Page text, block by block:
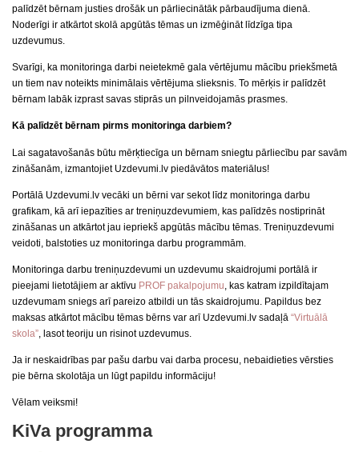
palīdzēt bērnam justies drošāk un pārliecinātāk pārbaudījuma dienā.
Noderīgi ir atkārtot skolā apgūtās tēmas un izmēģināt līdzīga tipa
uzdevumus.
Svarīgi, ka monitoringa darbi neietekmē gala vērtējumu mācību priekšmetā
un tiem nav noteikts minimālais vērtējuma slieksnis. To mērķis ir palīdzēt
bērnam labāk izprast savas stiprās un pilnveidojamās prasmes.
Kā palīdzēt bērnam pirms monitoringa darbiem?
Lai sagatavošanās būtu mērķtiecīga un bērnam sniegtu pārliecību par savām
zināšanām, izmantojiet Uzdevumi.lv piedāvātos materiālus!
Portālā Uzdevumi.lv vecāki un bērni var sekot līdz monitoringa darbu
grafikam, kā arī iepazīties ar treniņuzdevumiem, kas palīdzēs nostiprināt
zināšanas un atkārtot jau iepriekš apgūtās mācību tēmas. Treniņuzdevumi
veidoti, balstoties uz monitoringa darbu programmām.
Monitoringa darbu treniņuzdevumi un uzdevumu skaidrojumi portālā ir
pieejami lietotājiem ar aktīvu PROF pakalpojumu, kas katram izpildītajam
uzdevumam sniegs arī pareizo atbildi un tās skaidrojumu. Papildus bez
maksas atkārtot mācību tēmas bērns var arī Uzdevumi.lv sadaļā “Virtuālā
skola”, lasot teoriju un risinot uzdevumus.
Ja ir neskaidrības par pašu darbu vai darba procesu, nebaidieties vērsties
pie bērna skolotāja un lūgt papildu informāciju!
Vēlam veiksmi!
KiVa programma